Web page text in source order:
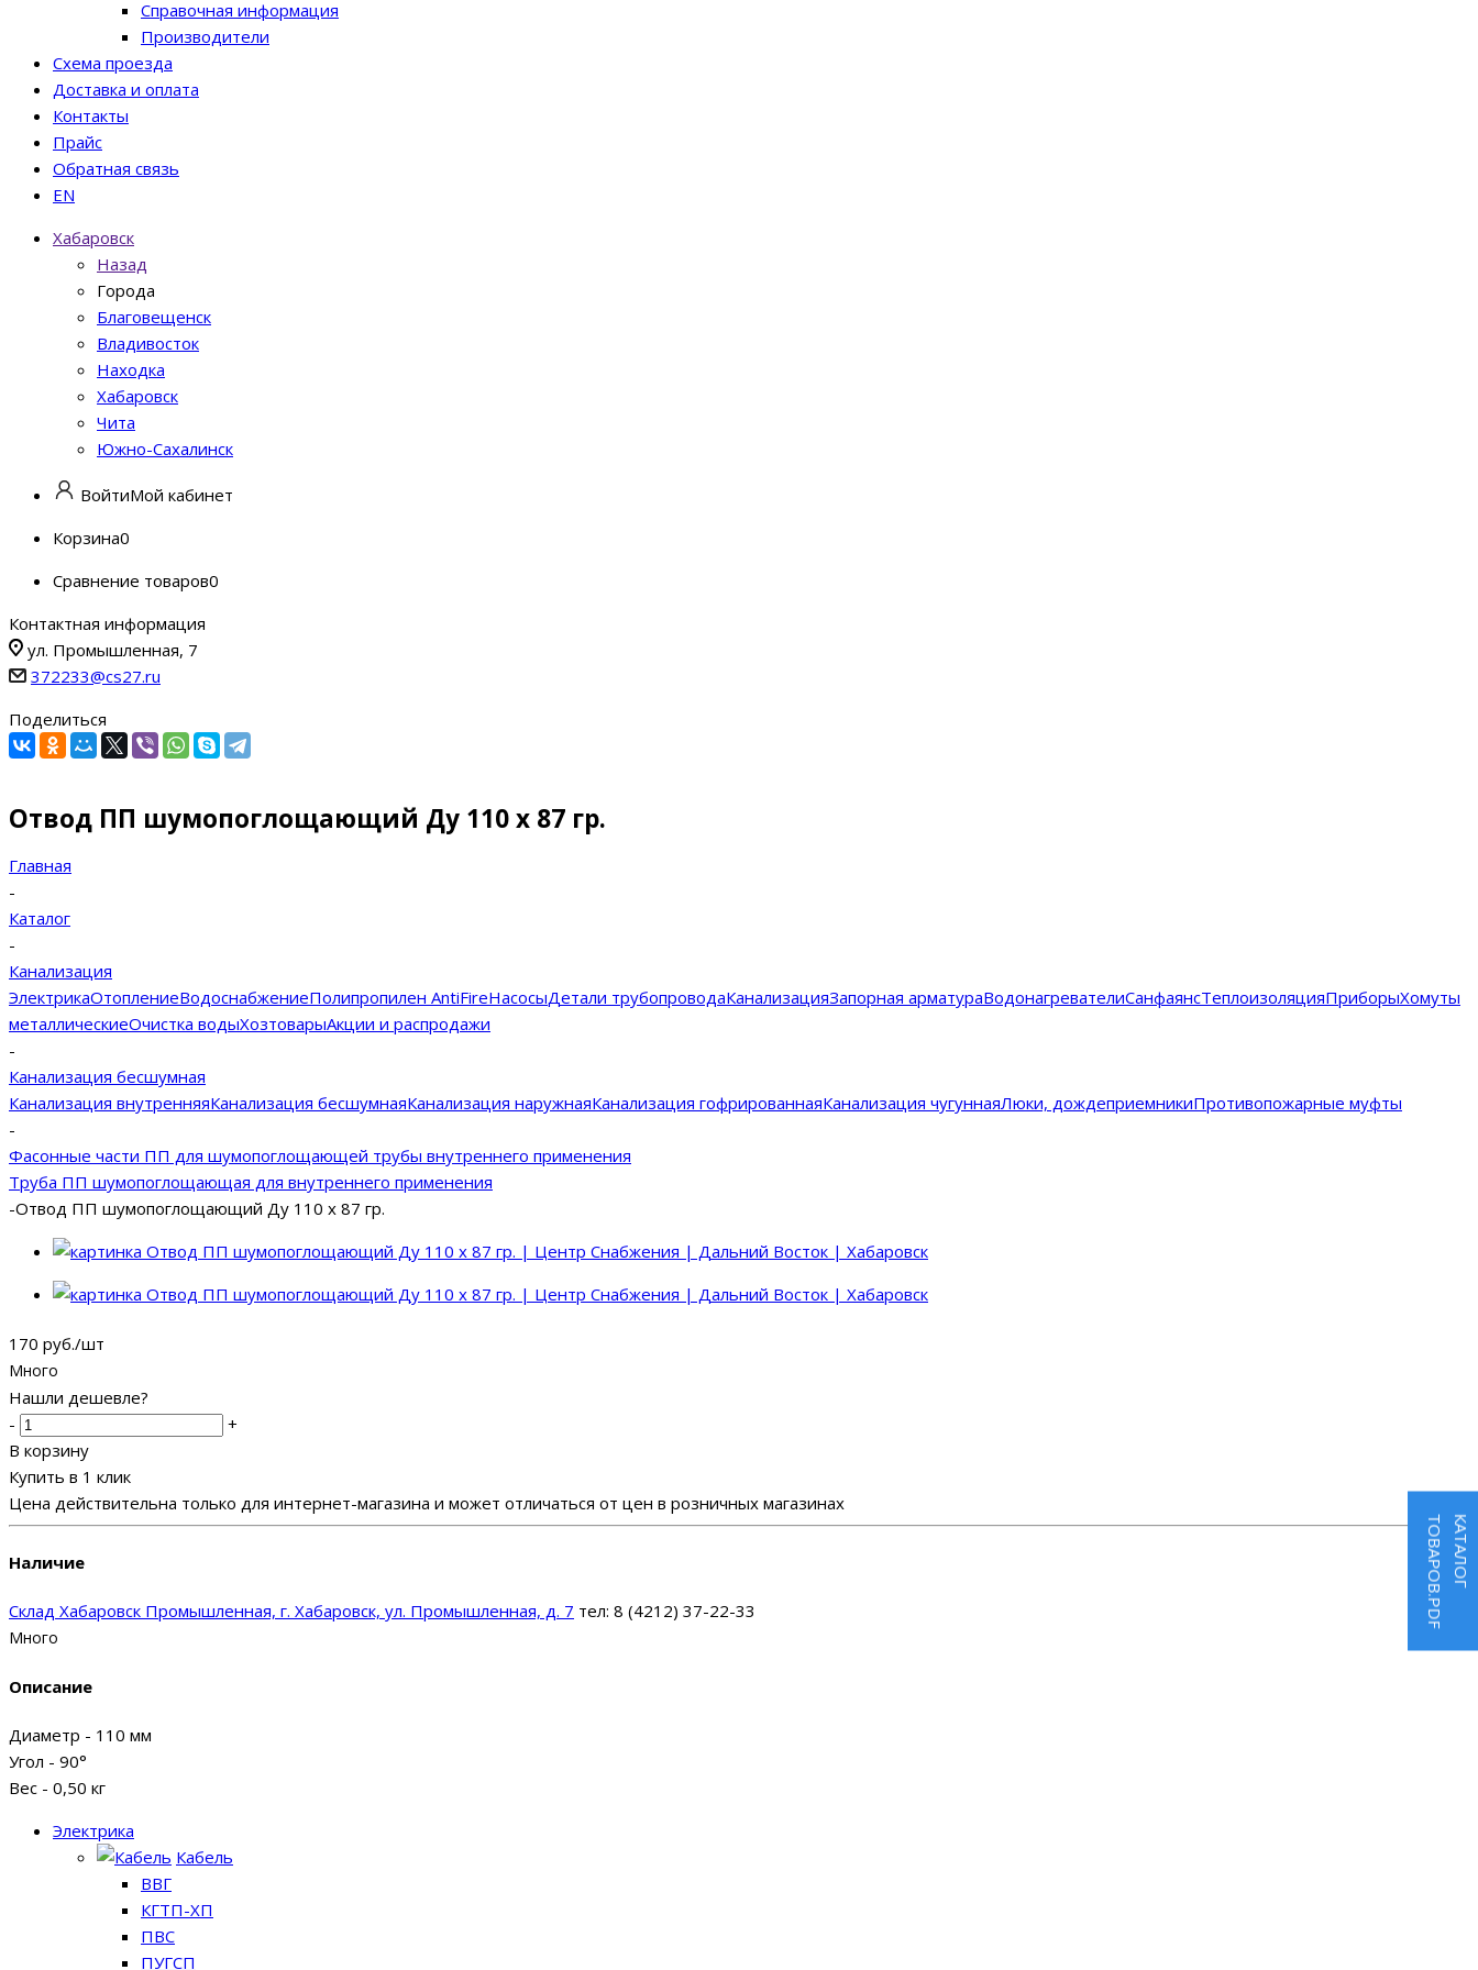
Справочная информация
Производители
Схема проезда
Доставка и оплата
Контакты
Прайс
Обратная связь
EN
Хабаровск
Назад
Города
Благовещенск
Владивосток
Находка
Хабаровск
Чита
Южно-Сахалинск
ВойтиМой кабинет
Корзина0
Сравнение товаров0
Контактная информация
ул. Промышленная, 7
372233@cs27.ru
Поделиться
Отвод ПП шумопоглощающий Ду 110 х 87 гр.
Главная
-
Каталог
-
Канализация
ЭлектрикаОтоплениеВодоснабжениеПолипропилен AntiFireНасосыДетали трубопроводаКанализацияЗапорная арматураВодонагревателиСанфаянсТеплоизоляцияПриборыХомуты
металлическиеОчистка водыХозтоварыАкции и распродажи
-
Канализация бесшумная
Канализация внутренняяКанализация бесшумнаяКанализация наружнаяКанализация гофрированнаяКанализация чугуннаяЛюки, дождеприемникиПротивопожарные муфты
-
Фасонные части ПП для шумопоглощающей трубы внутреннего применения
Труба ПП шумопоглощающая для внутреннего применения
-Отвод ПП шумопоглощающий Ду 110 х 87 гр.
170 руб./шт
Много
Нашли дешевле?
-
+
В корзину
Купить в 1 клик
Цена действительна только для интернет-магазина и может отличаться от цен в розничных магазинах
Наличие
Склад Хабаровск Промышленная, г. Хабаровск, ул. Промышленная, д. 7 тел: 8 (4212) 37-22-33
Много
Описание
Диаметр - 110 мм
Угол - 90°
Вес - 0,50 кг
Электрика
Кабель
ВВГ
КГТП-ХП
ПВС
ПУГСП
КАТАЛОГ
ТОВАРОВ.PDF